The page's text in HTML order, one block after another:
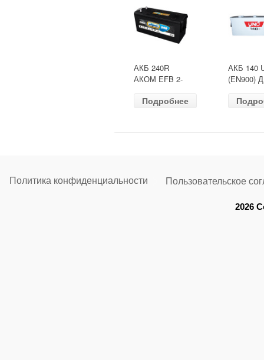
АКБ 240R
АКОМ EFB 2-
(EN1500) ДШВ
Подробнее
АКБ 140
(EN900)
залит
Политика конфиденциальности Пользовательское
2026